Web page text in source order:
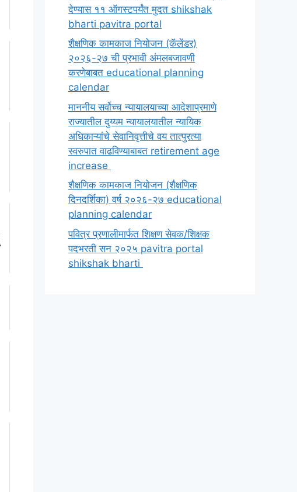
देण्यास ११ ऑगस्टपर्यंत मुदत shikshak
bharti pavitra portal
शैक्षणिक कामकाज नियोजन (कॅलेंडर)
२०२६-२७ ची प्रभावी अंमलबजावणी
करणेबाबत educational planning
calendar
माननीय सर्वोच्च न्यायालयाच्या आदेशाप्रमाणे
राज्यातील दुय्यम न्यायालयातील न्यायिक
अधिकाऱ्यांचे सेवानिवृत्तीचे वय तात्पुरत्या
स्वरुपात वाढविण्याबाबत retirement age
increase
शैक्षणिक कामकाज नियोजन (शैक्षणिक
दिनदर्शिका) वर्ष २०२६-२७ educational
planning calendar
पवित्र प्रणालीमार्फत शिक्षण सेवक/शिक्षक
पदभरती सन २०२५ pavitra portal
shikshak bharti